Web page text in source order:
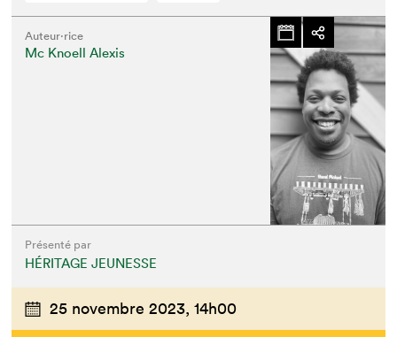
Auteur·rice
Mc Knoell Alexis
Présenté par
HÉRITAGE JEUNESSE
25 novembre 2023, 14h00